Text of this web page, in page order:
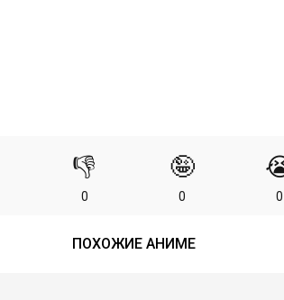
👎
0
🤪
0 0
ПОХОЖИЕ АНИМЕ